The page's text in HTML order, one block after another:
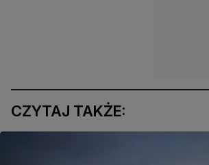
CZYTAJ TAKŻE: